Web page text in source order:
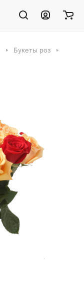
Букеты роз